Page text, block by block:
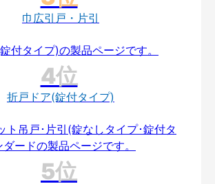
巾広引戸・片引
折戸ドア(錠付タイプ)